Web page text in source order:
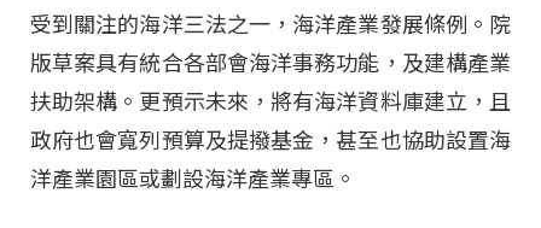
受到關注的海洋三法之一，海洋產業發展條例。院
版草案具有統合各部會海洋事務功能，及建構產業
扶助架構。更預示未來，將有海洋資料庫建立，且
政府也會寬列預算及提撥基金，甚至也協助設置海
洋產業園區或劃設海洋產業專區。